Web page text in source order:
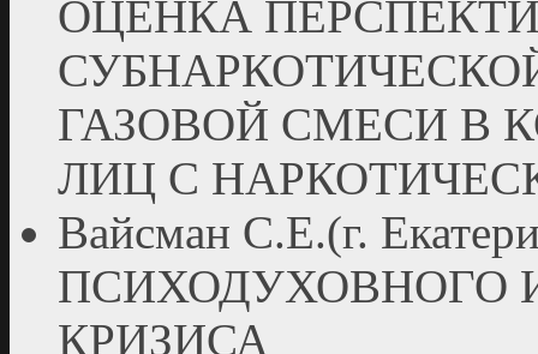
ОЦЕНКА
ГАЗОВОЙ СМЕСИ В
ЛИЦ С
Вайсман С.Е.(г.
ПСИХОДУХОВНОГО
КРИЗИСА